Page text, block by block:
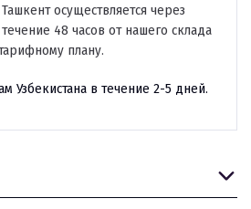
осуществляется через
48 часов от нашего склада
плану.
Узбекистана в течение 2-5 дней.